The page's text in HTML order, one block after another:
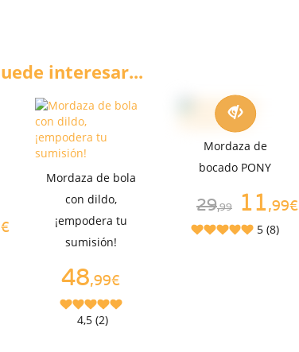
interesar...
Mordaza de bola
con dildo,
¡empodera tu
sumisión!
48,99€
4,5 (2)
Mordaza de
bocado PONY
29,99 11,99€
5 (8)